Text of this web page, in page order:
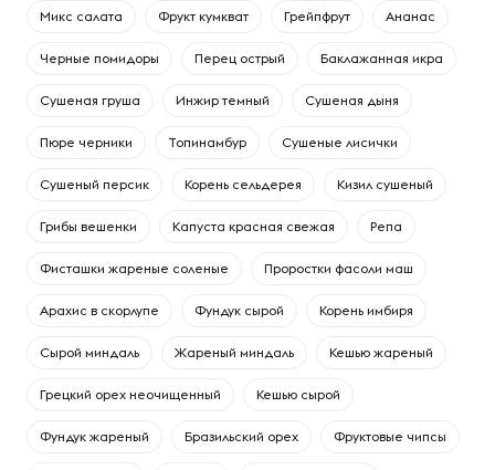
Микс салата Фрукт кумкват Грейпфрут Ананас
Черные помидоры Перец острый Баклажанная икра
Сушеная груша Инжир темный Сушеная дыня
Пюре черники Топинамбур Сушеные лисички
Сушеный персик Корень сельдерея Кизил сушеный
Грибы вешенки Капуста красная свежая Репа
Фисташки жареные соленые Проростки фасоли маш
Арахис в скорлупе Фундук сырой Корень имбиря
Сырой миндаль Жареный миндаль Кешью жареный
Грецкий орех неочищенный Кешью сырой
Фундук жареный Бразильский орех Фруктовые чипсы